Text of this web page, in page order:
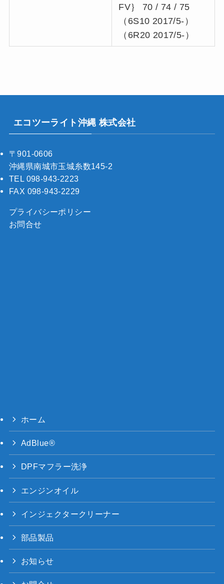
FV｝ 70 / 74 / 75
（6S10 2017/5-）
（6R20 2017/5-）
エコツーライト沖縄 株式会社
〒901-0606
沖縄県南城市玉城糸数145-2
TEL 098-943-2223
FAX 098-943-2229
プライバシーポリシー
お問合せ
ホーム
AdBlue®
DPFマフラー洗浄
エンジンオイル
インジェクタークリーナー
部品製品
お知らせ